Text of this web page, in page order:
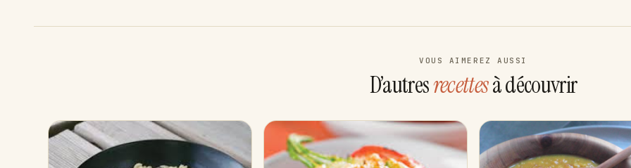
VOUS AIMEREZ AUSSI
D’autresrecettesà découvrir